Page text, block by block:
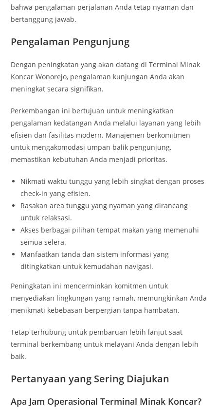
bahwa pengalaman perjalanan Anda tetap nyaman dan
bertanggung jawab.
Pengalaman Pengunjung
Dengan peningkatan yang akan datang di Terminal Minak
Koncar Wonorejo, pengalaman kunjungan Anda akan
meningkat secara signifikan.
Perkembangan ini bertujuan untuk meningkatkan
pengalaman kedatangan Anda melalui layanan yang lebih
efisien dan fasilitas modern. Manajemen berkomitmen
untuk mengakomodasi umpan balik pengunjung,
memastikan kebutuhan Anda menjadi prioritas.
Nikmati waktu tunggu yang lebih singkat dengan proses
check-in yang efisien.
Rasakan area tunggu yang nyaman yang dirancang
untuk relaksasi.
Akses berbagai pilihan tempat makan yang memenuhi
semua selera.
Manfaatkan tanda dan sistem informasi yang
ditingkatkan untuk kemudahan navigasi.
Peningkatan ini mencerminkan komitmen untuk
menyediakan lingkungan yang ramah, memungkinkan Anda
menikmati kebebasan berpergian tanpa hambatan.
Tetap terhubung untuk pembaruan lebih lanjut saat
terminal berkembang untuk melayani Anda dengan lebih
baik.
Pertanyaan yang Sering Diajukan
Apa Jam Operasional Terminal Minak Koncar?